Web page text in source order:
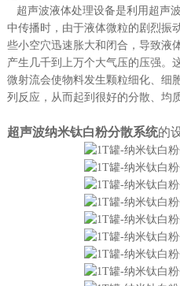
超声波液体处理设备是利用超声
中传播时，由于液体微粒的剧烈振
些小空穴迅速胀大和闭合，导致液
产生几千到上万个大气压的压强。
微射流会使物料发生颗粒细化、细
列反应，从而起到很好的分散、均
超声波纳米钛白粉分散系统的